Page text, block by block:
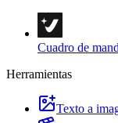
Cuadro de
Herramientas
Texto a